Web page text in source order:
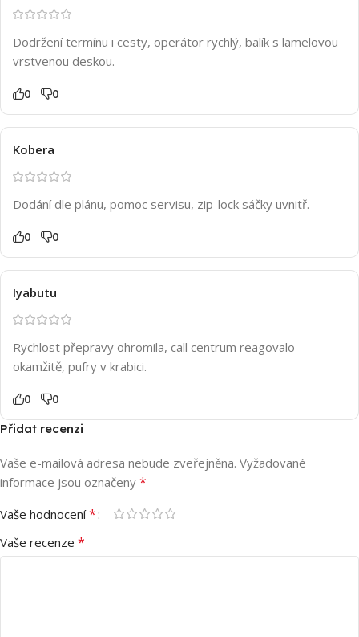
Dodržení termínu i cesty, operátor rychlý, balík s lamelovou
vrstvenou deskou.
0 0
Kobera
Dodání dle plánu, pomoc servisu, zip-lock sáčky uvnitř.
0 0
Iyabutu
Rychlost přepravy ohromila, call centrum reagovalo
okamžitě, pufry v krabici.
0 0
Přidat recenzi
Vaše e-mailová adresa nebude zveřejněna. Vyžadované
informace jsou označeny *
Vaše hodnocení*
Vaše recenze *